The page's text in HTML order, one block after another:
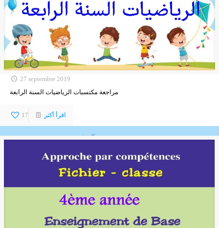
27 septembre 2019
مراجعة مكتسبات الرياضيات السنة الرابعة
17 اقرأ أكثر